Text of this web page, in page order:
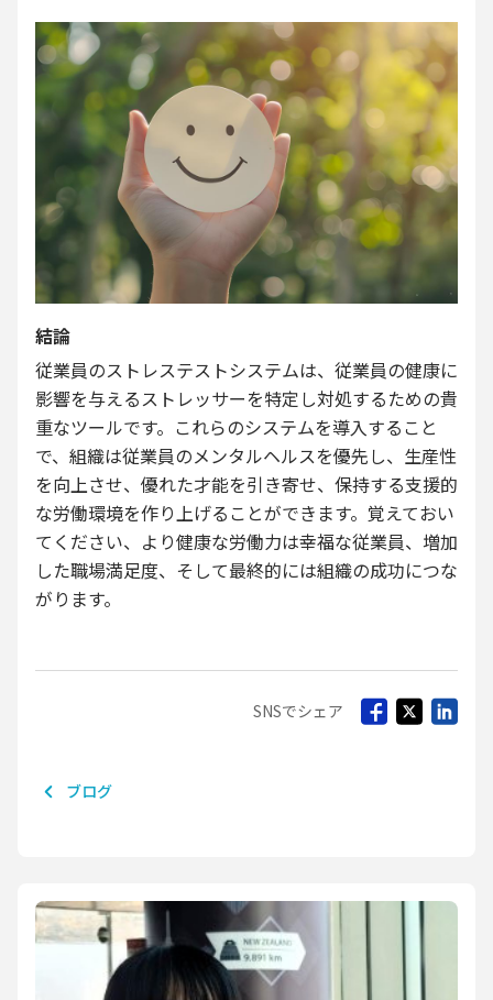
結論
従業員のストレステストシステムは、従業員の健康に
影響を与えるストレッサーを特定し対処するための貴
重なツールです。これらのシステムを導入すること
で、組織は従業員のメンタルヘルスを優先し、生産性
を向上させ、優れた才能を引き寄せ、保持する支援的
な労働環境を作り上げることができます。覚えておい
てください、より健康な労働力は幸福な従業員、増加
した職場満足度、そして最終的には組織の成功につな
がります。
SNSでシェア
ブログ